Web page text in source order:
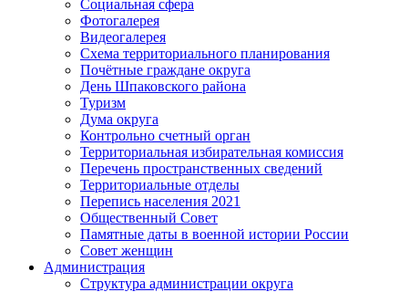
Социальная сфера
Фотогалерея
Видеогалерея
Схема территориального планирования
Почётные граждане округа
День Шпаковского района
Туризм
Дума округа
Контрольно счетный орган
Территориальная избирательная комиссия
Перечень пространственных сведений
Территориальные отделы
Перепись населения 2021
Общественный Совет
Памятные даты в военной истории России
Совет женщин
Администрация
Структура администрации округа